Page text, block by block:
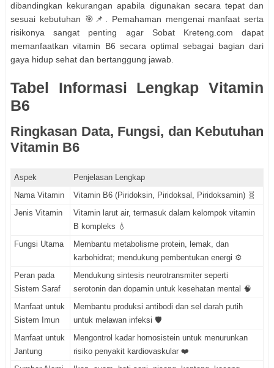
dibandingkan kekurangan apabila digunakan secara tepat dan
sesuai kebutuhan 🎯📌. Pemahaman mengenai manfaat serta
risikonya sangat penting agar Sobat Kreteng.com dapat
memanfaatkan vitamin B6 secara optimal sebagai bagian dari
gaya hidup sehat dan bertanggung jawab.
Tabel Informasi Lengkap Vitamin
B6
Ringkasan Data, Fungsi, dan Kebutuhan
Vitamin B6
Aspek
Penjelasan Lengkap
Nama Vitamin
Vitamin B6 (Piridoksin, Piridoksal, Piridoksamin) 🧬
Jenis Vitamin
Vitamin larut air, termasuk dalam kelompok vitamin
B kompleks 💧
Fungsi Utama
Membantu metabolisme protein, lemak, dan
karbohidrat; mendukung pembentukan energi ⚙️
Peran pada
Sistem Saraf
Mendukung sintesis neurotransmiter seperti
serotonin dan dopamin untuk kesehatan mental 🧠
Manfaat untuk
Sistem Imun
Membantu produksi antibodi dan sel darah putih
untuk melawan infeksi 🛡️
Manfaat untuk
Jantung
Mengontrol kadar homosistein untuk menurunkan
risiko penyakit kardiovaskular ❤️